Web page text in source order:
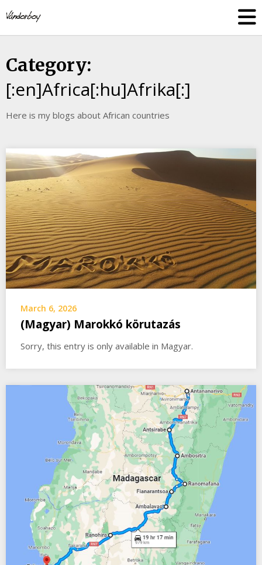
to
content
Category:
[:en]Africa[:hu]Afrika[:]
Here is my blogs about African countries
March 6, 2026
(Magyar) Marokkó körutazás
Sorry, this entry is only available in Magyar.